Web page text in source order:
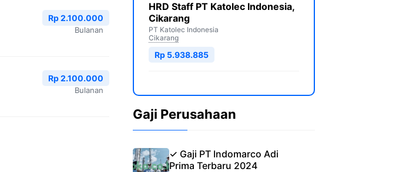
Rp 2.100.000
Bulanan
Rp 2.100.000
Bulanan
HRD Staff PT Katolec Indonesia,
Cikarang
PT Katolec Indonesia
Cikarang
Rp 5.938.885
Gaji Perusahaan
✓ Gaji PT Indomarco Adi
Prima Terbaru 2024